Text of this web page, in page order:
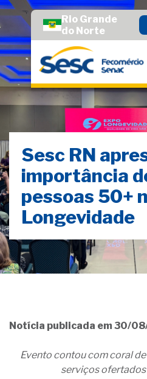
Rio Grande
do Norte
Sesc RN
importância
pessoas 50+
Longevidade
Notícia publicada em 30/
Evento contou com coral
serviços